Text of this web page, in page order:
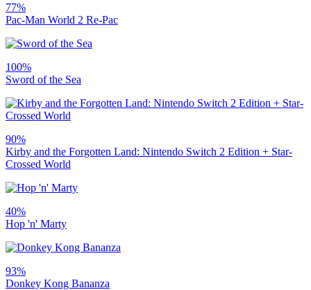
77%
Pac-Man World 2 Re-Pac
100%
Sword of the Sea
90%
Kirby and the Forgotten Land: Nintendo Switch 2 Edition + Star-
Crossed World
40%
Hop 'n' Marty
93%
Donkey Kong Bananza